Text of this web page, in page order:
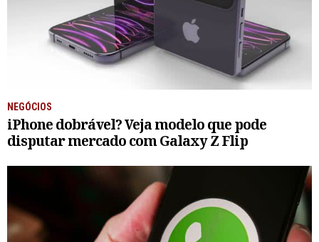
NEGÓCIOS
iPhone dobrável? Veja modelo que pode
disputar mercado com Galaxy Z Flip